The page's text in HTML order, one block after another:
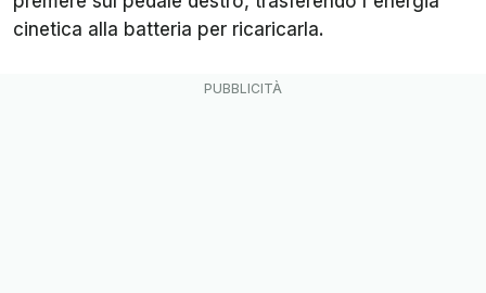
cinetica alla batteria per ricaricarla.